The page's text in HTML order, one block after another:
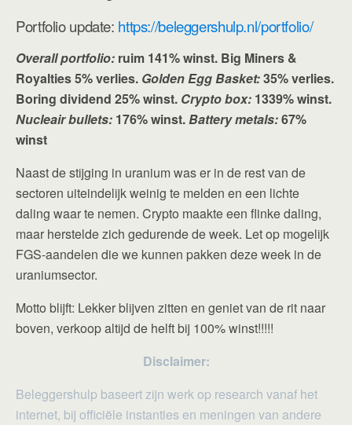
Portfolio update: https://beleggershulp.nl/portfolio/
Overall portfolio: ruim 141% winst. Big Miners &
Royalties 5% verlies. Golden Egg Basket:35% verlies.
Boring dividend 25% winst. Crypto box: 1339% winst.
Nucleair bullets: 176% winst.Battery metals:67%
winst
Naast de stijging in uranium was er in de rest van de
sectoren uiteindelijk weinig te melden en een lichte
daling waar te nemen. Crypto maakte een flinke daling,
maar herstelde zich gedurende de week. Let op mogelijk
FGS-aandelen die we kunnen pakken deze week in de
uraniumsector.
Motto blijft: Lekker blijven zitten en geniet van de rit naar
boven, verkoop altijd de helft bij 100% winst!!!!!
Disclaimer:
Beleggershulp baseert zijn werk op research vanaf het
internet, bij officiële instanties en meningen van andere